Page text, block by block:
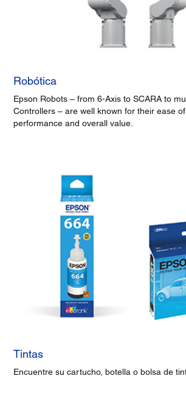
Robótica
Epson Robots – from 6-Axis to SCARA to
Controllers – are well known for their ease
performance and overall value.
Tintas
Encuentre su cartucho, botella o bolsa de